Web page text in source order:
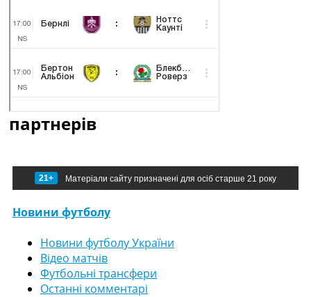
партнерів
21+ Матеріали сайту призначені для осіб старше 21 року
Новини футболу
Новини футболу України
Відео матчів
Футбольні трансфери
Останні комментарі